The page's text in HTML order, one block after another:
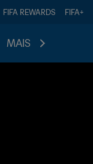
FIFA REWARDS FIFA+
MAIS